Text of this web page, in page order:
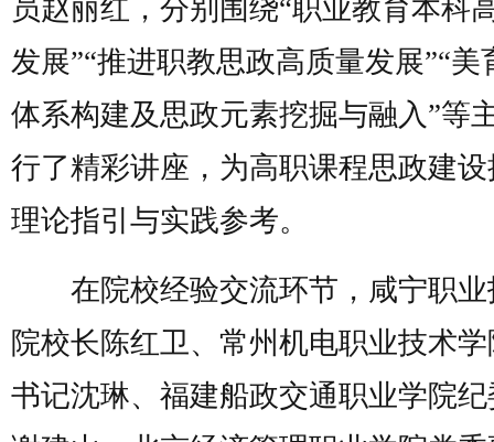
员赵丽红，分别围绕“职业教育本科
发展”“推进职教思政高质量发展”“美
体系构建及思政元素挖掘与融入”等
行了精彩讲座，为高职课程思政建
理论指引与实践参考。
在院校经验交流环节，咸宁职业
院校长陈红卫、常州机电职业技术
书记沈琳、福建船政交通职业学院